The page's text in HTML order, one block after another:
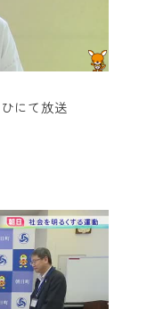
にて放送
くお願い
MyIDが必
むCCNetの
IDです。
ールアドレ
の新規登